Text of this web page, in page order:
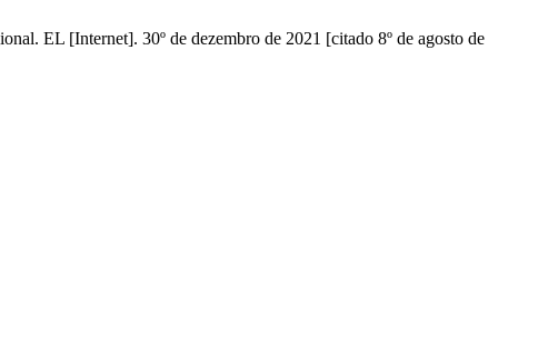
EL [Internet]. 30º de dezembro de 2021 [citado 8º de agosto de